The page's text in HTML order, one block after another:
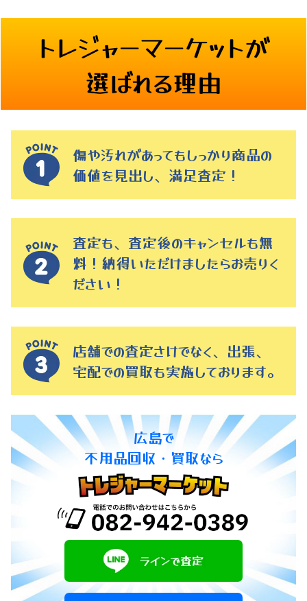
トレジャーマーケットが
選ばれる理由
傷や汚れがあってもしっかり商品の
価値を見出し、満足査定！
査定も、査定後のキャンセルも無
料！納得いただけましたらお売りく
ださい！
店舗での査定さけでなく、出張、
宅配での買取も実施しております。
広島で
不用品回収・買取なら